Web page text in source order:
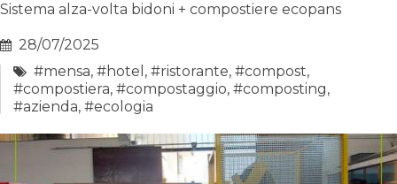
Sistema alza-volta bidoni + compostiere ecopans
28/07/2025
#mensa,#hotel ,#ristorante,#compost,
#compostiera, #compostaggio, #composting,
#azienda, #ecologia